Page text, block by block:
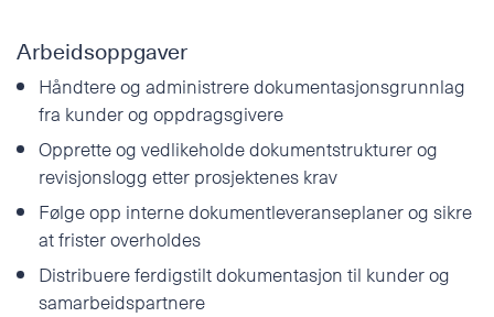
E-post
Tilleggsinformasjon
Arbeidsoppgaver
Håndtere og administrere dokumentasjonsgrunnlag
fra kunder og oppdragsgivere
Opprette og vedlikeholde dokumentstrukturer og
revisjonslogg etter prosjektenes krav
Følge opp interne dokumentleveranseplaner og sikre
at frister overholdes
Distribuere ferdigstilt dokumentasjon til kunder og
samarbeidspartnere